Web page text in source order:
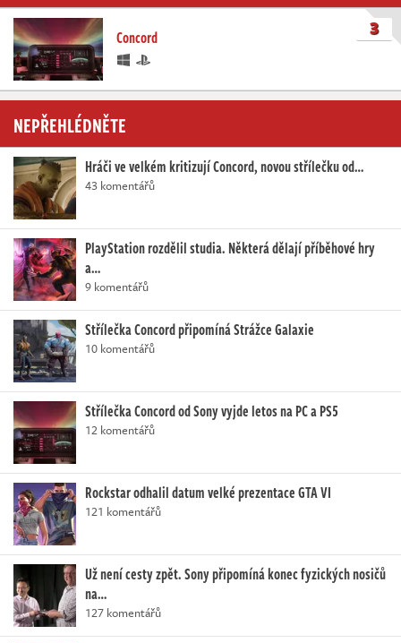
Concord 3
NEPŘEHLÉDNĚTE
Hráči ve velkém kritizují Concord, novou střílečku od…
43 komentářů
PlayStation rozdělil studia. Některá dělají příběhové hry
a…
9 komentářů
Střílečka Concord připomíná Strážce Galaxie
10 komentářů
Střílečka Concord od Sony vyjde letos na PC a PS5
12 komentářů
Rockstar odhalil datum velké prezentace GTA VI
121 komentářů
Už není cesty zpět. Sony připomíná konec fyzických nosičů
na…
127 komentářů